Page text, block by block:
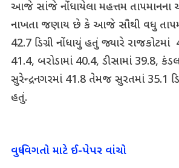
આજે સાંજે નોંધાયેલા મહત્તમ
નાખતા જણાય છે કે આજે સૌથી વધુ
42.7 ડિગ્રી નોંધાયું હતું જ્યારે
41.4, બરોડામાં 40.4, ડીસામાં 39.8,
સુરેન્દ્રનગરમાં 41.8 તેમજ સુરતમાં 35.1
હતું.
વધુ વિગતો માટે ઈ-પેપર વાંચો